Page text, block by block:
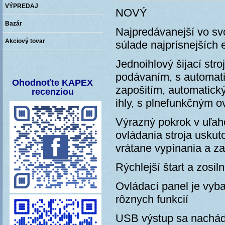
VÝPREDAJ
Bazár
Akciový tovar
Ohodnoťte KAPEX
recenziou
Vaša
recenzia
pomáha
zlepšovať
naše
služby
NOVÝ
Najpredávanejší vo
súlade najprísnejších
Jednoihlový šijací
podávaním, s
zapošitím,
ihly, s plnefunkčným
Výrazný pokrok v
ovládania stroja
vrátane vypínania a
Rýchlejší štart a
Ovládací panel je
rôznych funkcií
USB výstup sa